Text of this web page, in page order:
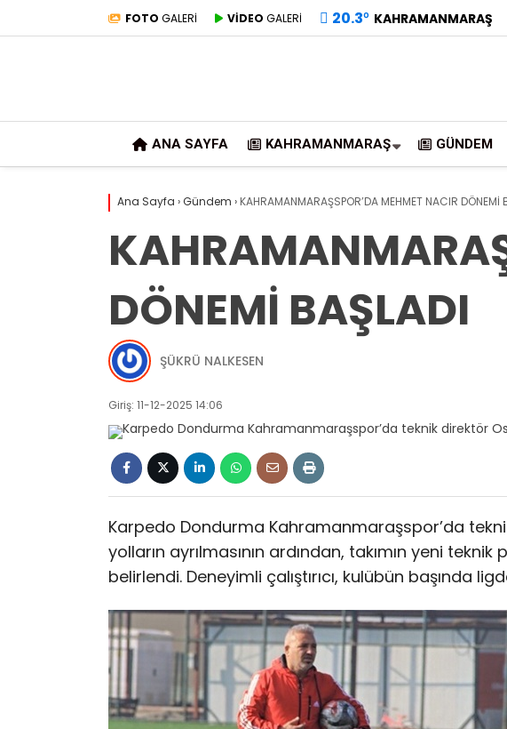
FOTO GALERİ VİDEO GALERİ 20.3° KAHRAMANMARAŞ
ANA SAYFA KAHRAMANMARAŞ GÜNDEM
Ana Sayfa ›Gündem › KAHRAMANMARAŞSPOR’DA MEHMET NACIR DÖNEMİ
DÖNEMİ BAŞLADI
ŞÜKRÜ NALKESEN
Giriş: 11-12-2025 14:06
Karpedo Dondurma Kahramanmaraşspor’da
yolların ayrılmasının ardından, takımın yeni
belirlendi. Deneyimli çalıştırıcı, kulübün başında